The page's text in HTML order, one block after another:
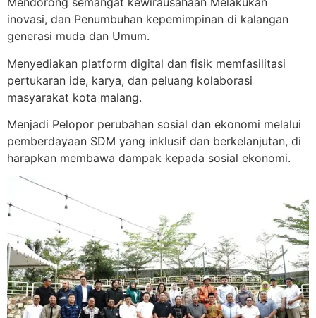
inovasi, dan Penumbuhan kepemimpinan di kalangan
generasi muda dan Umum.
Menyediakan platform digital dan fisik memfasilitasi
pertukaran ide, karya, dan peluang kolaborasi
masyarakat kota malang.
Menjadi Pelopor perubahan sosial dan ekonomi melalui
pemberdayaan SDM yang inklusif dan berkelanjutan, di
harapkan membawa dampak kepada sosial ekonomi.